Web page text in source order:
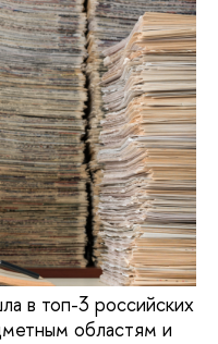
в топ-3 российских
областям и